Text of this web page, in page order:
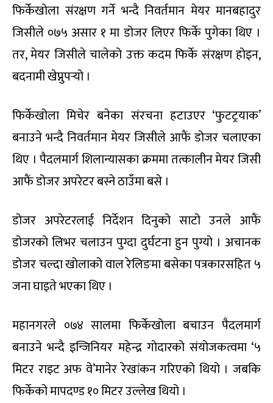
फिर्केखोला संरक्षण गर्ने भन्दै निवर्तमान मेयर मानबहादुर
जिसीले ०७५ असार १ मा डोजर लिएर फिर्के पुगेका थिए ।
तर, मेयर जिसीले चालेको उक्त कदम फिर्के संरक्षण होइन,
बदनामी खेप्नुपर्‍यो ।
फिर्केखोला मिचेर बनेका संरचना हटाउएर ‘फुटट्रयाक’
बनाउने भन्दै निवर्तमान मेयर जिसीले आफैं डोजर चलाएका
थिए । पैदलमार्ग शिलान्यासका क्रममा तत्कालीन मेयर जिसी
आफैं डोजर अपरेटर बस्ने ठाउँमा बसे ।
डोजर अपरेटरलाई निर्देशन दिनुको साटो उनले आफैं
डोजरको लिभर चलाउन पुग्दा दुर्घटना हुन पुग्यो । अचानक
डोजर चल्दा खोलाको वाल रेलिङमा बसेका पत्रकारसहित ५
जना घाइते भएका थिए ।
महानगरले ०७४ सालमा फिर्केखोला बचाउन पैदलमार्ग
बनाउने भन्दै इन्जिनियर महेन्द्र गोदारको संयोजकत्वमा ‘५
मिटर राइट अफ वे’मानेर रेखांकन गरिएको थियो । जबकि
फिर्केको मापदण्ड १० मिटर उल्लेख थियो ।